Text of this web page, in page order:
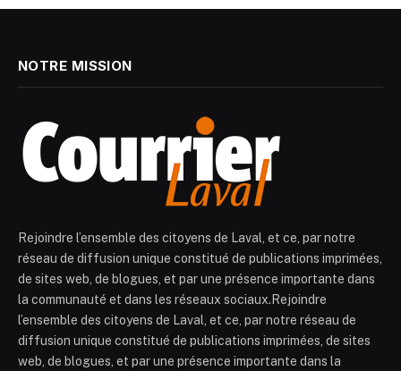
NOTRE MISSION
Rejoindre l’ensemble des citoyens de Laval, et ce, par notre
réseau de diffusion unique constitué de publications imprimées,
de sites web, de blogues, et par une présence importante dans
la communauté et dans les réseaux sociaux.Rejoindre
l’ensemble des citoyens de Laval, et ce, par notre réseau de
diffusion unique constitué de publications imprimées, de sites
web, de blogues, et par une présence importante dans la